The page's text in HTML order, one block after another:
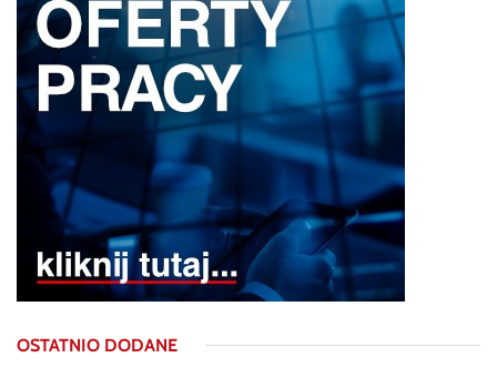
OSTATNIO DODANE